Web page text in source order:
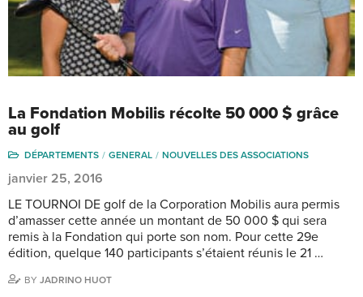
La Fondation Mobilis récolte 50 000 $ grâce
au golf
DÉPARTEMENTS GENERAL NOUVELLES DES ASSOCIATIONS
janvier 25, 2016
LE TOURNOI DE golf de la Corporation Mobilis aura permis
d’amasser cette année un montant de 50 000 $ qui sera
remis à la Fondation qui porte son nom. Pour cette 29e
édition, quelque 140 participants s’étaient réunis le 21 …
BY JADRINO HUOT